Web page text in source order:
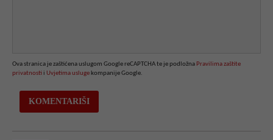
Ova stranica je zaštićena uslugom Google reCAPTCHA te je podložna Pravilima zaštite
privatnosti i Uvjetima usluge kompanije Google.